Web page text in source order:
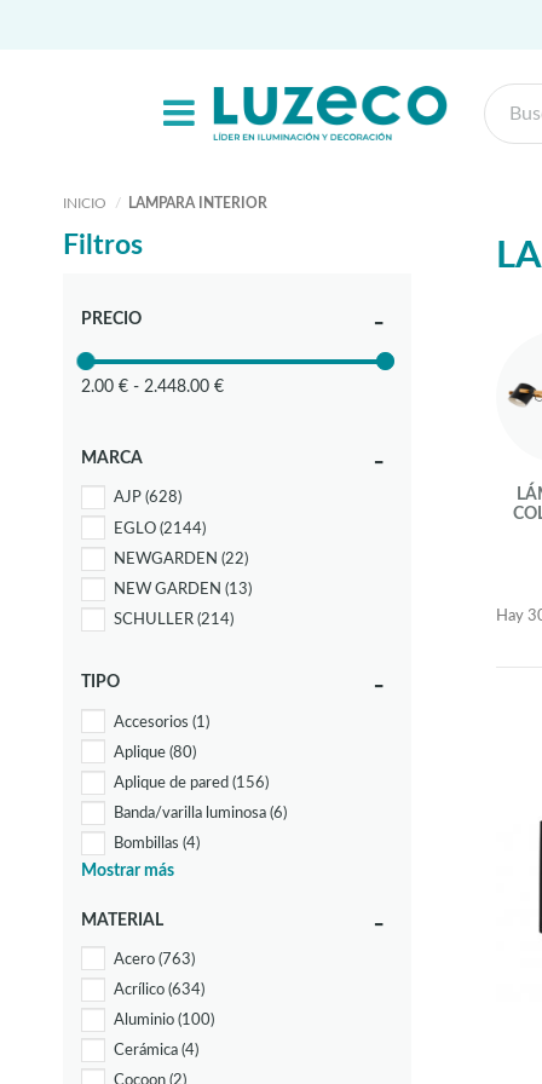
INICIO LAMPARA INTERIOR
Hay
Filtros
PRECIO
2.00 € - 2.448.00 €
MARCA
AJP (628)
EGLO (2144)
NEWGARDEN (22)
NEW GARDEN (13)
SCHULLER (214)
TIPO
Accesorios (1)
Aplique (80)
Aplique de pared (156)
Banda/varilla luminosa (6)
Bombillas (4)
Carril(10)
Decoración
FUNCIONAL
Flexo(50)
Flexo de pinza
Mostrar más
MATERIAL
Acero (763)
Acrílico (634)
Aluminio (100)
Cerámica (4)